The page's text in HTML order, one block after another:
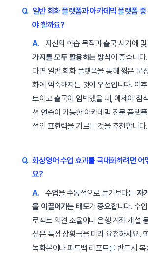
Q. 일반 회화 플랫폼과 아카데믹 플랫폼
야 할까요?
A.
자신의 학습 목적과 출국 시기에 맞
가지를 모두 활용하는 방식이 좋습니다
다면 일반 회화 플랫폼을 통해 짧은 문
화에 익숙해지는 것이 우선입니다. 이
트이고 출국이 임박했을 때, 에세이 첨
션 연습이 가능한 아카데믹 전문 플랫
적인 표현력을 기르는 것을 추천합니다.
Q. 화상영어 수업 효과를 극대화하려면 어
요?
A.
수업을 수동적으로 듣기보다는 자
을 이끌어가는 태도가 중요합니다. 수
로젝트 의견 조율이나 은행 계좌 개설
싶은 특정 상황극을 미리 요청하세요.
녹화본이나 피드백 리포트를 반드시